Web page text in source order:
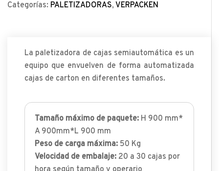
Categorías: PALETIZADORAS, VERPACKEN
La paletizadora de cajas semiautomática es un
equipo que envuelven de forma automatizada
cajas de carton en diferentes tamaños.
Tamaño máximo de paquete: H 900 mm*
A 900mm*L 900 mm
Peso de carga máxima: 50 Kg
Velocidad de embalaje: 20 a 30 cajas por